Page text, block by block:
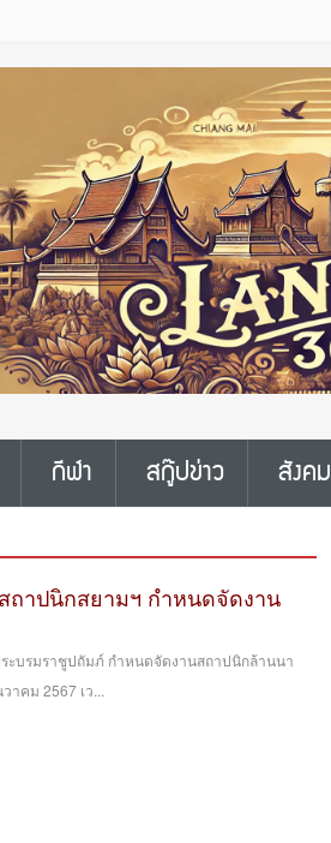
กีฬา สกู๊ปข่าว สังคม
ถาปนิกสยามฯ กำหนดจัดงาน
ะบรมราชูปถัมภ์ กำหนดจัดงานสถาปนิกล้านนา
าคม 2567 เว...